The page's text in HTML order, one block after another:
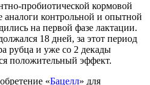
пробиотической кормовой
аналоги контрольной и опытной
на первой фазе лактации.
18 дней, за этот период
рубца и уже со 2 декады
положительный эффект.
«Бацелл» для